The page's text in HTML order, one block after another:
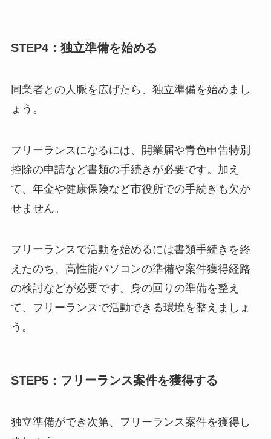
STEP4：独立準備を始める
同業者との人脈を広げたら、独立準備を始めまし
ょう。
フリーランスになるには、開業届や青色申告特別
控除の申請など書類の手続きが必要です。加え
て、年金や健康保険など市役所での手続きも欠か
せません。
フリーランスで活動を始めるには書類手続きを終
えたのち、高性能パソコンの準備や案件獲得経路
の検討などが必要です。身の回りの準備を整え
て、フリーランスで活動できる環境を整えましょ
う。
STEP5：フリーランス案件を獲得する
独立準備ができ次第、フリーランス案件を獲得し